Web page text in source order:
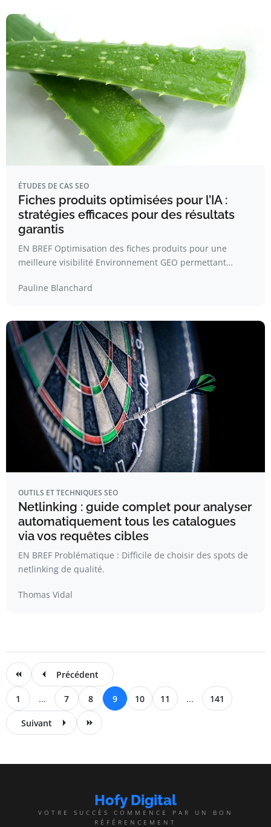
ÉTUDES DE CAS SEO
Fiches produits optimisées pour l’IA :
stratégies efficaces pour des résultats
garantis
EN BREF Optimisation des fiches produits pour une
meilleure visibilité Environnement GEO permettant…
Pauline Blanchard
OUTILS ET TECHNIQUES SEO
Netlinking : guide complet pour analyser
automatiquement tous les catalogues
via vos requêtes cibles
EN BREF Problématique : Difficile de choisir des spots de
netlinking de qualité.
Thomas Vidal
Précédent
1 ... 7 8 9 10 11 ... 141
Suivant
Hofy Digital
VOTRE SUCCÈS COMMENCE PAR UN BON
RÉFÉRENCEMENT